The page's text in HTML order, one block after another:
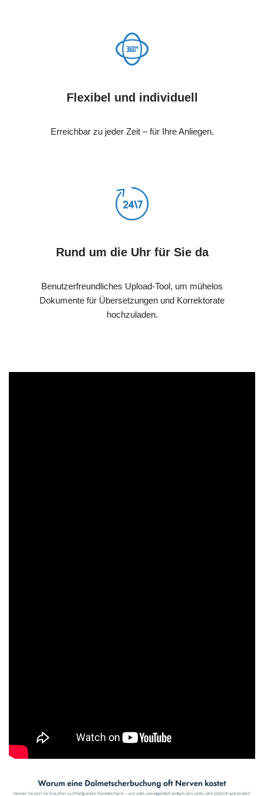
Flexibel und individuell
Erreichbar zu jeder Zeit – für Ihre Anliegen.
Rund um die Uhr für Sie da
Benutzerfreundliches Upload-Tool, um mühelos
Dokumente für Übersetzungen und Korrektorate
hochzuladen.